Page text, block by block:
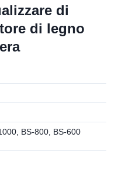
di
di legno
BS-800, BS-600